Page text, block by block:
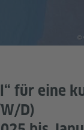
©
für eine
D)